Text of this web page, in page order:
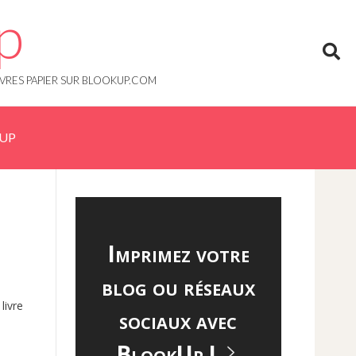
PAPIER SUR BLOOKUP.COM
Imprimez votre
blog ou réseaux
sociaux avec